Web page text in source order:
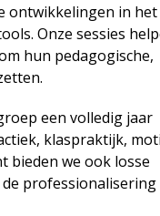
ontwikkelingen in het
Onze sessies
hun pedagogische,
een volledig jaar
klaspraktijk,
bieden we ook losse
professionalisering